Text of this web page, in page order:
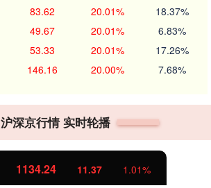
83.62 20.01% 18.37%
49.67 20.01% 6.83%
53.33 20.01% 17.26%
146.16 20.00% 7.68%
沪深京行情 实时轮播
1134.24 11.37 1.01%